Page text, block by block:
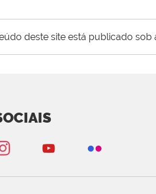
deste site está publicado sob